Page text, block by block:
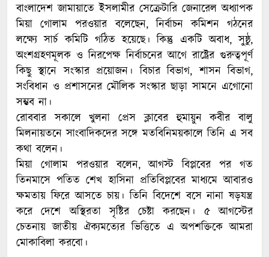
বাংলাদেশ জামায়াতে ইসলামীর সেক্রেটারি জেনারেল অধ্যাপক
মিয়া গোলাম পরওয়ার বলেছেন, নির্বাচন কমিশন গঠনের
লক্ষ্যে সার্চ কমিটি গঠিত হয়েছে। কিন্তু একটি অবাধ, সুষ্ঠু,
অংশগ্রহণমূলক ও নিরপেক্ষ নির্বাচনের আগে রাষ্ট্রের গুরুত্বপূর্ণ
কিছু স্থানে সংস্কার প্রয়োজন। বিচার বিভাগ, শাসন বিভাগ,
সংবিধান ও প্রশাসনের মৌলিক সংস্কার ছাড়া সামনে এগোনো
সম্ভব না।
রোববার সকালে খুলনা প্রেস ক্লাবের হুমায়ুন কবীর বালু
মিলনায়তনে সাংবাদিকদের সঙ্গে মতবিনিময়কালে তিনি এ সব
কথা বলেন।
মিয়া গোলাম পরওয়ার বলেন, আগস্ট বিপ্লবের পর গত
তিনমাসে পতিত শেখ হাসিনা প্রতিবিপ্লবের মাধ্যমে আবারও
ক্ষমতায় ফিরে আসতে চায়। তিনি বিদেশে বসে নানা ষড়যন্ত্র
করে দেশে অস্থিরতা সৃষ্টির চেষ্টা করছেন। ৫ আগস্টের
চেতনায় জাতীয় ঐক্যমত্যের ভিত্তিতে এ অপশক্তিকে আমরা
মোকাবিলা করবো।